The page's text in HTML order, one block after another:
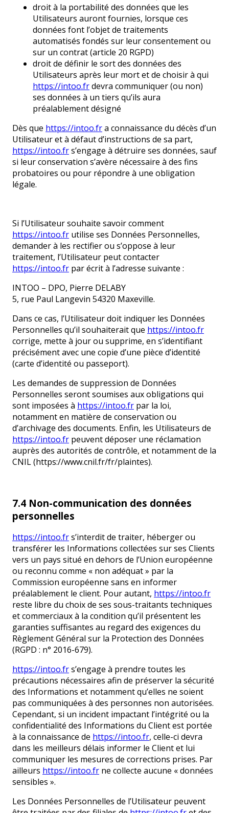
droit à la portabilité des données que les
Utilisateurs auront fournies, lorsque ces
données font l’objet de traitements
automatisés fondés sur leur consentement ou
sur un contrat (article 20 RGPD)
droit de définir le sort des données des
Utilisateurs après leur mort et de choisir à qui
https://intoo.frdevra communiquer (ou non)
ses données à un tiers qu’ils aura
préalablement désigné
Dès que https://intoo.fra connaissance du décès d’un
Utilisateur et à défaut d’instructions de sa part,
https://intoo.frs’engage à détruire ses données, sauf
si leur conservation s’avère nécessaire à des fins
probatoires ou pour répondre à une obligation
légale.
Si l’Utilisateur souhaite savoir comment
https://intoo.fr utilise ses Données Personnelles,
demander à les rectifier ou s’oppose à leur
traitement, l’Utilisateur peut contacter
https://intoo.fr par écrit à l’adresse suivante :
INTOO – DPO, Pierre DELABY
5, rue Paul Langevin 54320 Maxeville.
Dans ce cas, l’Utilisateur doit indiquer les Données
Personnelles qu’il souhaiterait que https://intoo.fr
corrige, mette à jour ou supprime, en s’identifiant
précisément avec une copie d’une pièce d’identité
(carte d’identité ou passeport).
Les demandes de suppression de Données
Personnelles seront soumises aux obligations qui
sont imposées à https://intoo.fr par la loi,
notamment en matière de conservation ou
d’archivage des documents. Enfin, les Utilisateurs de
https://intoo.fr peuvent déposer une réclamation
auprès des autorités de contrôle, et notamment de la
CNIL (https://www.cnil.fr/fr/plaintes).
7.4 Non-communication des données
personnelles
https://intoo.frs’interdit de traiter, héberger ou
transférer les Informations collectées sur ses Clients
vers un pays situé en dehors de l’Union européenne
ou reconnu comme « non adéquat » par la
Commission européenne sans en informer
préalablement le client. Pour autant, https://intoo.fr
reste libre du choix de ses sous-traitants techniques
et commerciaux à la condition qu’il présentent les
garanties suffisantes au regard des exigences du
Règlement Général sur la Protection des Données
(RGPD : n° 2016-679).
https://intoo.frs’engage à prendre toutes les
précautions nécessaires afin de préserver la sécurité
des Informations et notamment qu’elles ne soient
pas communiquées à des personnes non autorisées.
Cependant, si un incident impactant l’intégrité ou la
confidentialité des Informations du Client est portée
à la connaissance de https://intoo.fr, celle-ci devra
dans les meilleurs délais informer le Client et lui
communiquer les mesures de corrections prises. Par
ailleurs https://intoo.fr ne collecte aucune « données
sensibles ».
Les Données Personnelles de l’Utilisateur peuvent